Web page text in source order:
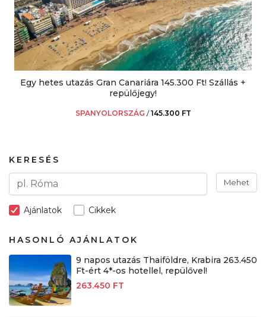
Egy hetes utazás Gran Canariára 145.300 Ft! Szállás +
repülőjegy!
SPANYOLORSZÁG /145.300 FT
KERESÉS
Mehet
Ajánlatok Cikkek
HASONLÓ AJÁNLATOK
9 napos utazás Thaiföldre, Krabira 263.450
Ft-ért 4*-os hotellel, repülővel!
263.450 FT